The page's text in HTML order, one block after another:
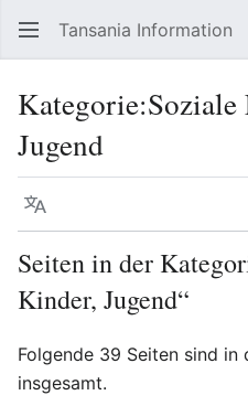
Tansania Information
Kategorie:Soziale
Jugend
Sprache
Seiten in der
Kinder, Jugend“
Folgende 39 Seiten sind
insgesamt.